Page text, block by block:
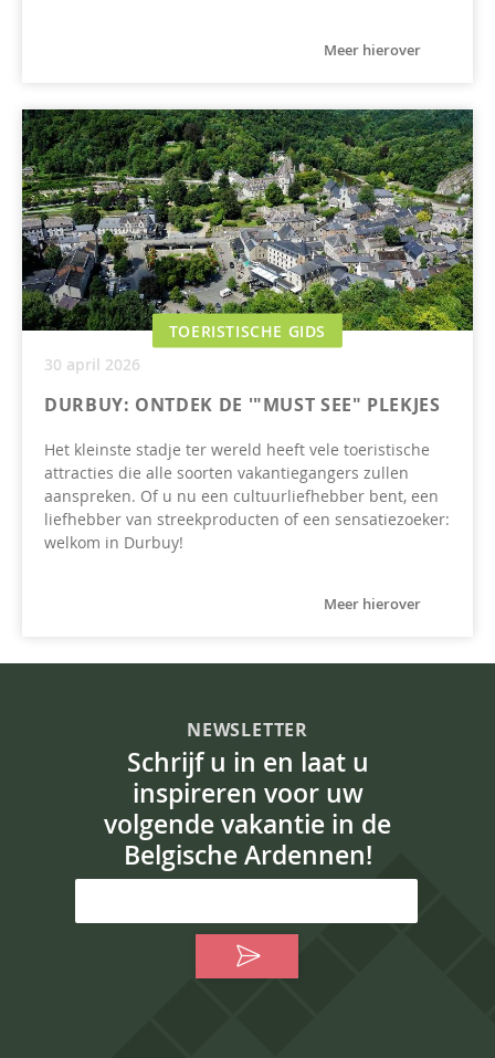
Meer hierover
TOERISTISCHE GIDS
30 april 2026
DURBUY: ONTDEK DE '"MUST SEE" PLEKJES
Het kleinste stadje ter wereld heeft vele toeristische
attracties die alle soorten vakantiegangers zullen
aanspreken. Of u nu een cultuurliefhebber bent, een
liefhebber van streekproducten of een sensatiezoeker:
welkom in Durbuy!
Meer hierover
NEWSLETTER
Schrijf u in en laat u
inspireren voor uw
volgende vakantie in de
Belgische Ardennen!